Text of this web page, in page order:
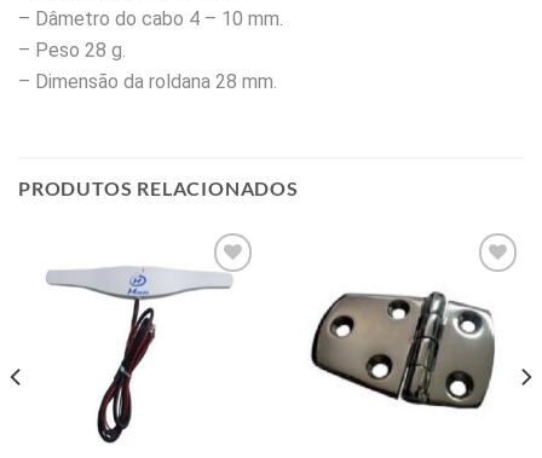
– Dâmetro do cabo 4 – 10 mm.
– Peso 28 g.
– Dimensão da roldana 28 mm.
PRODUTOS RELACIONADOS
Add to
wishlist